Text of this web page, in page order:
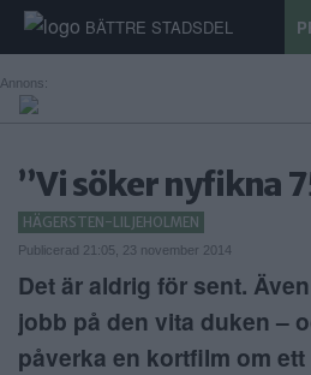
BÄTTRE STADSDEL
STADSDEL
PRENUMERATION
SPORT
ÅSIKTER
Annons:
”Vi söker nyfikna
HÄGERSTEN-LILJEHOLMEN
Publicerad 21:05, 23 november 2014
Det är aldrig för sent.
jobb på den vita duken –
påverka en kortfilm om